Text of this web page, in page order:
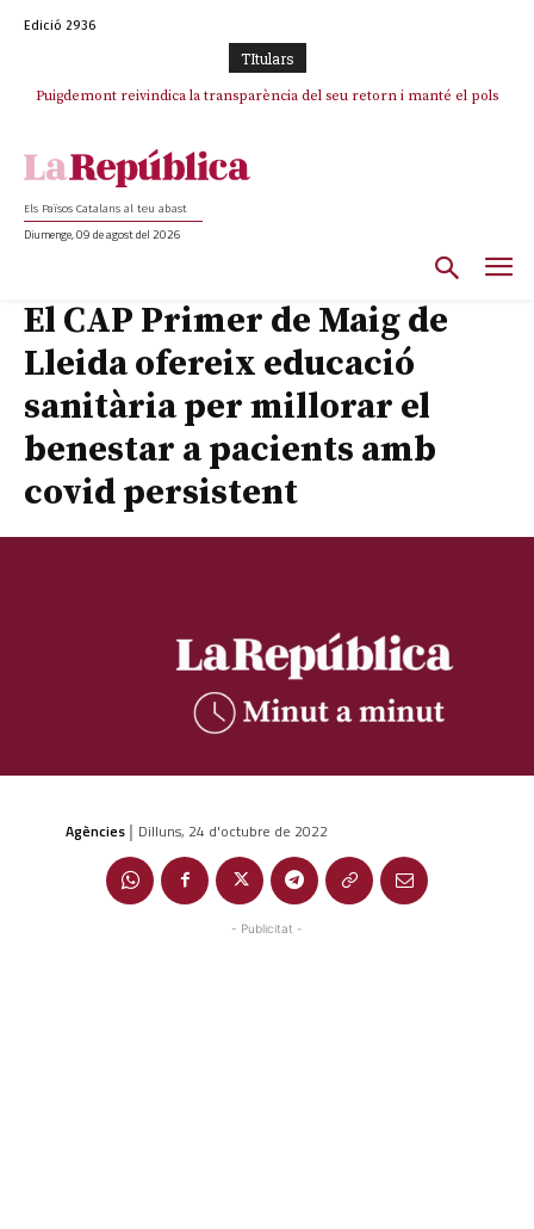
Edició 2936
TItulars
Puigdemont reivindica la transparència del seu retorn i manté el pols
Els Països Catalans al teu abast
Diumenge, 09 de agost del 2026
El CAP Primer de Maig de
Lleida ofereix educació
sanitària per millorar el
benestar a pacients amb
covid persistent
Agències | Dilluns, 24 d'octubre de 2022
- Publicitat -